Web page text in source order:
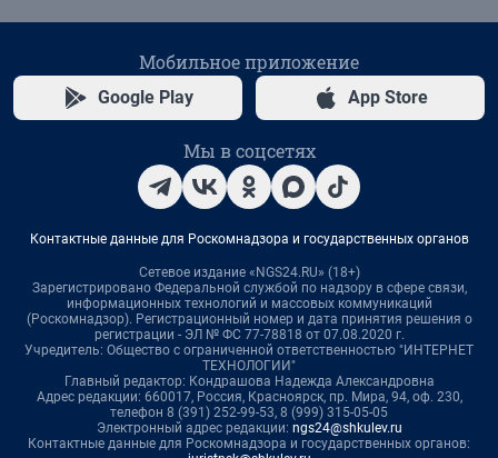
Мобильное приложение
Google Play App Store
Мы в соцсетях
Контактные данные для Роскомнадзора и государственных органов
Сетевое издание «NGS24.RU» (18+)
Зарегистрировано Федеральной службой по надзору в сфере связи,
информационных технологий и массовых коммуникаций
(Роскомнадзор). Регистрационный номер и дата принятия решения о
регистрации - ЭЛ № ФС 77-78818 от 07.08.2020 г.
Учредитель: Общество с ограниченной ответственностью "ИНТЕРНЕТ
ТЕХНОЛОГИИ"
Главный редактор: Кондрашова Надежда Александровна
Адрес редакции: 660017, Россия, Красноярск, пр. Мира, 94, оф. 230,
телефон 8 (391) 252-99-53, 8 (999) 315-05-05
Электронный адрес редакции: ngs24@shkulev.ru
Контактные данные для Роскомнадзора и государственных органов: